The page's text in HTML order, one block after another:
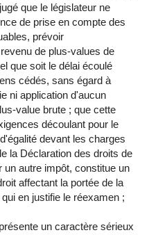
que le législateur ne
de prise en compte des
prévoir
de plus-values de
que soit le délai écoulé
cédés, sans égard à
ni application d'aucun
value brute ; que cette
découlant pour le
devant les charges
la Déclaration des droits de
autre impôt, constitue un
affectant la portée de la
en justifie le réexamen ;
un caractère sérieux